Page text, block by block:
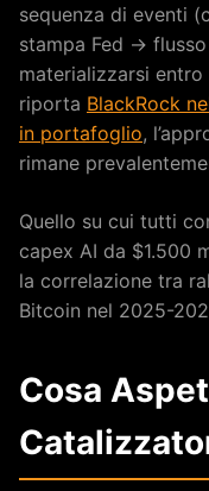
sequenza di eventi
stampa Fed →
materializzarsi entro
riporta BlackRock
in portafoglio,
rimane
Quello su cui tutti
capex AI da $1.500
la correlazione tra
Bitcoin nel 2025-
Cosa